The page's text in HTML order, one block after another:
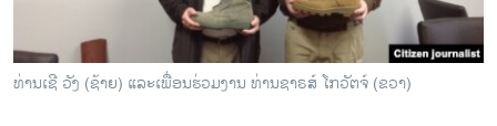
ພາສາອັງກິດ
ທ່ານເຊີ ວັງ (ຊ້າຍ) ແລະເພື່ອນຮ່ວມງານ ທ່ານຊາຣສ໌ ໂກວັຕຈ໌ (ຂວາ)